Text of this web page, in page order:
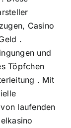
Casino
.
und
Töpfchen
. Mit
laufenden